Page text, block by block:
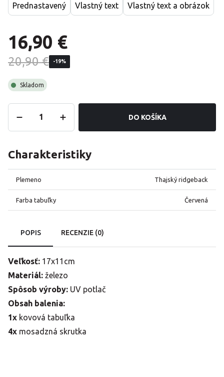
Prednastavený Vlastný text Vlastný text a obrázok
16,90 €
20,90 € -19%
Skladom
DO KOŠÍKA
Charakteristiky
Plemeno Thajský ridgeback
Farba tabuľky Červená
POPIS RECENZIE (0)
Veľkosť: 17x11cm
Materiál: železo
Spôsob výroby: UV potlač
Obsah balenia:
1x kovová tabuľka
4x mosadzná skrutka